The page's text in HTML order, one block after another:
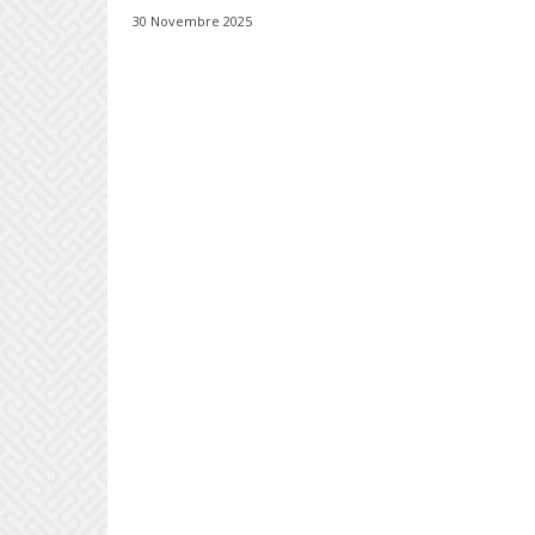
30 Novembre 2025